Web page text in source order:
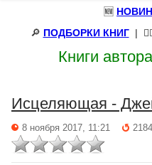
🆕
🔎 ПОДБОРКИ КНИГ|
Книги
Исцеляющая -
8 ноября 2017, 11:21 2184